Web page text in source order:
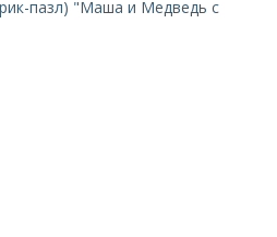
пазл) "Маша и Медведь с